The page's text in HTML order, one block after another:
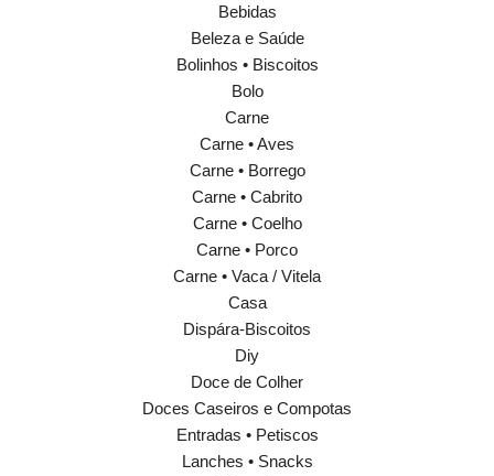
Bebidas
Beleza e Saúde
Bolinhos • Biscoitos
Bolo
Carne
Carne • Aves
Carne • Borrego
Carne • Cabrito
Carne • Coelho
Carne • Porco
Carne • Vaca / Vitela
Casa
Dispára-Biscoitos
Diy
Doce de Colher
Doces Caseiros e Compotas
Entradas • Petiscos
Lanches • Snacks